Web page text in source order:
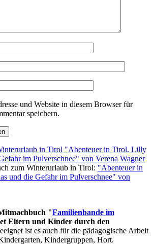
und Website in diesem Browser für
speichern.
zum Winterurlaub in Tirol: "Abenteuer in
und die Gefahr im Pulverschnee" von
"Familienbande im
Eltern und Kinder durch den
ist es auch für die pädagogische Arbeit
Kindergruppen, Hort.